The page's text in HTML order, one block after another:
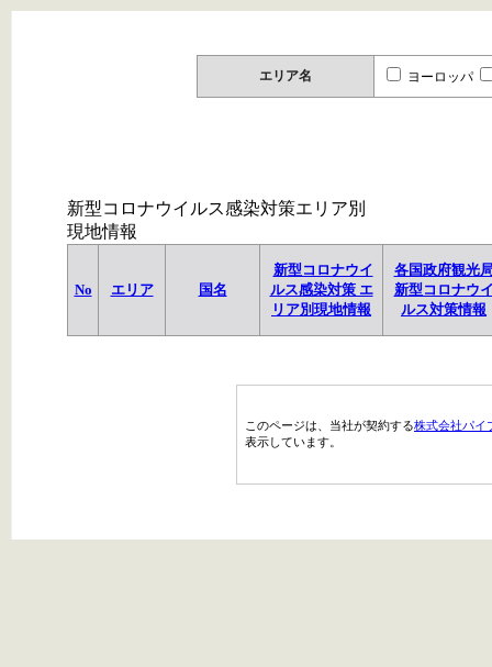
エリア名 ヨーロッパ
新型コロナウイルス感染対策エリア別
現地情報
No エリア 国名
新型コロナウイ
ルス感染対策 エ
リア別現地情報
各国政府観光
新型コロナウ
ルス対策情報
このページは、当社が契約する株式会社パイ
表示しています。